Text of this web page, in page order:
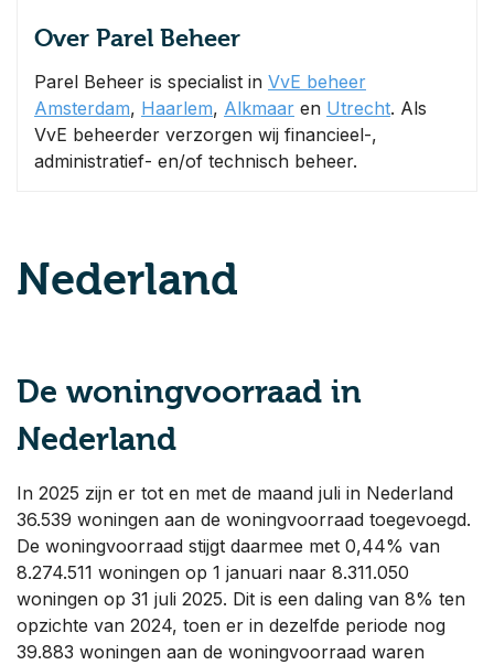
Over Parel Beheer
Parel Beheer is specialist in VvE beheer
Amsterdam, Haarlem, Alkmaar en Utrecht. Als
VvE beheerder verzorgen wij financieel-,
administratief- en/of technisch beheer.
Nederland
De woningvoorraad in
Nederland
In 2025 zijn er tot en met de maand juli in Nederland
36.539 woningen aan de woningvoorraad toegevoegd.
De woningvoorraad stijgt daarmee met 0,44% van
8.274.511 woningen op 1 januari naar 8.311.050
woningen op 31 juli 2025. Dit is een daling van 8% ten
opzichte van 2024, toen er in dezelfde periode nog
39.883 woningen aan de woningvoorraad waren